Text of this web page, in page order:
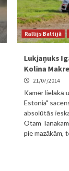
Rallijs Baltijā
Lukjaņuks
Kolina
21/07/2014
Kamēr lielākā
Estonia"
absolūtās
Otam
pie mazākām,